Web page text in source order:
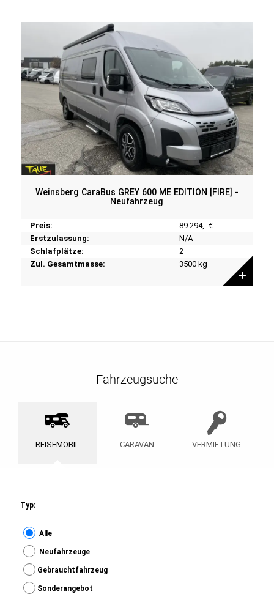
Weinsberg CaraBus GREY 600 ME EDITION [FIRE] -
Neufahrzeug
Preis:
89.294,- €
Erstzulassung:
N/A
Schlafplätze:
2
Zul. Gesamtmasse:
3500 kg
Fahrzeugsuche
REISEMOBIL CARAVAN VERMIETUNG
Typ:
Alle
Neufahrzeuge
Gebrauchtfahrzeug
Sonderangebot